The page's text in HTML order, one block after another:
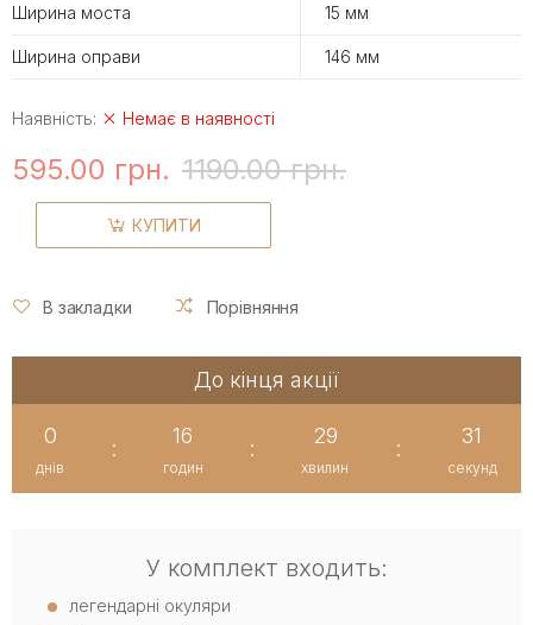
Ширина моста 15 мм
Ширина оправи 146 мм
Наявність: Немає в наявності
595.00 грн. 1190.00 грн.
КУПИТИ
В закладки Порівняння
До кінця акції
0
днів
:
16
годин
:
29
хвилин
:
31
секунд
У комплект входить:
легендарні окуляри